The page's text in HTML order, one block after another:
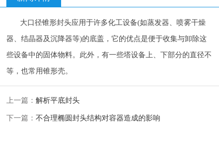
大口径锥形封头应用于许多化工设备(如蒸发器、喷雾干燥
器、结晶器及沉降器等)的底盖，它的优点是便于收集与卸除这
些设备中的固体物料。此外，有一些塔设备上、下部分的直径不
等，也常用锥形壳。
上一篇：解析平底封头
下一篇：不合理椭圆封头结构对容器造成的影响